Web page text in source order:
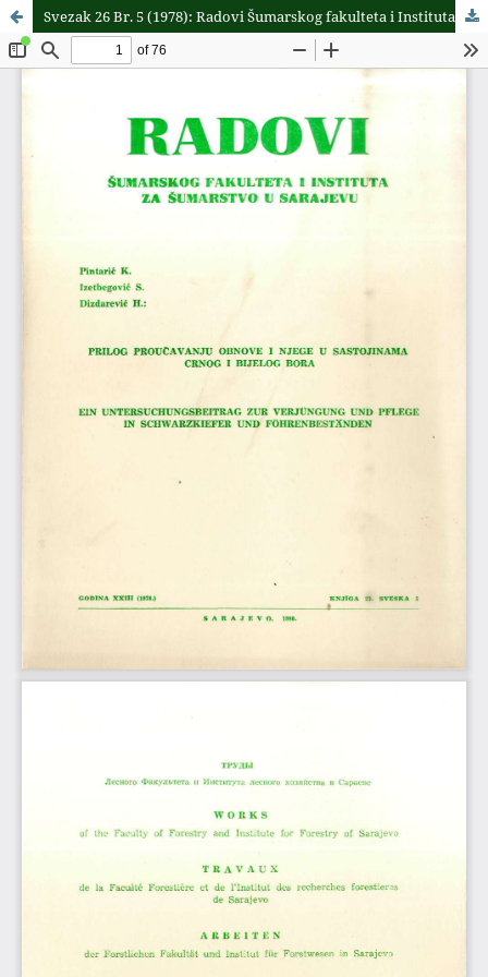
Svezak 26 Br. 5 (1978): Radovi Šumarskog fakulteta i Instituta za šumarstvo u Sarajevu